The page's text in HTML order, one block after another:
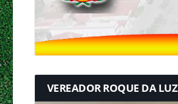
VEREADOR ROQUE DA LUZ